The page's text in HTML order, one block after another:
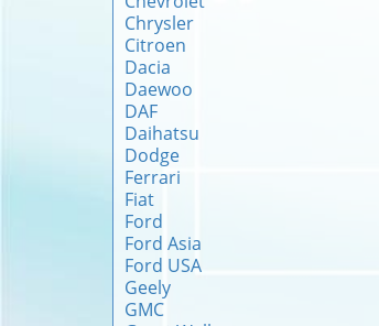
Chrysler
Citroen
Dacia
Daewoo
DAF
Daihatsu
Dodge
Ferrari
Fiat
Ford
Ford Asia
Ford USA
Geely
GMC